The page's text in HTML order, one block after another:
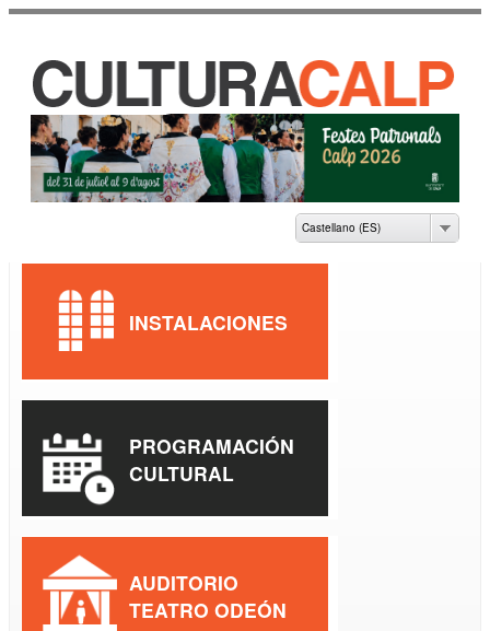
principal
CASA DE CULTURA
JAUME PASTOR I
Castellano (ES)
INSTALACIONES
PROGRAMACIÓN
CULTURAL
AUDITORIO
TEATRO ODEÓN